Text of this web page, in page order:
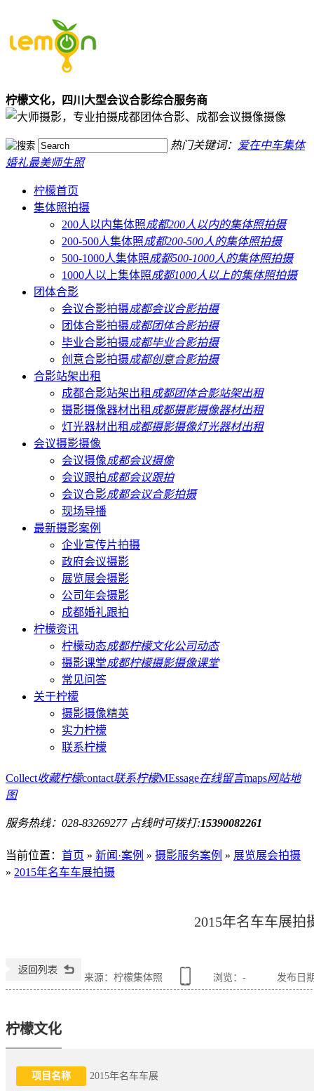
柠檬文化，四川大型会议合影综合服务商
热门关键词：
爱在中车集体
婚礼最美师生照
柠檬首页
集体照拍摄
200人以内集体照成都200人以内的集体照拍摄
200-500人集体照成都200-500人的集体照拍摄
500-1000人集体照成都500-1000人的集体照拍摄
1000人以上集体照成都1000人以上的集体照拍摄
团体合影
会议合影拍摄成都会议合影拍摄
团体合影拍摄成都团体合影拍摄
毕业合影拍摄成都毕业合影拍摄
创意合影拍摄成都创意合影拍摄
合影站架出租
成都合影站架出租 成都团体合影站架出租
摄影摄像器材出租 成都摄影摄像器材出租
灯光器材出租 成都摄影摄像灯光器材出租
会议摄影摄像
会议摄像成都会议摄像
会议跟拍成都会议跟拍
会议合影成都会议合影拍摄
现场导播
最新摄影案例
企业宣传片拍摄
政府会议摄影
展览展会摄影
公司年会摄影
成都婚礼跟拍
柠檬资讯
柠檬动态成都柠檬文化公司动态
摄影课堂成都柠檬摄影摄像课堂
常见问答
关于柠檬
摄影摄像精英
实力柠檬
联系柠檬
Collect收藏柠檬contact联系柠檬MEssage在线留言maps网站地
图
服务热线： 028-83269277 占线时可拨打:15390082261
当前位置 ： 首页 » 新闻·案例 » 摄影服务案例 » 展览展会拍摄
» 2015年名车车展拍摄
2015年名车车展拍
来源：柠檬集体照 浏览： - 发布日
柠檬文化
项目名称 2015年名车车展